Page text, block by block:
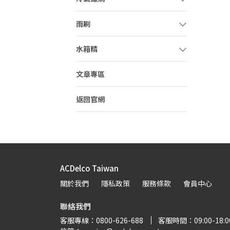
雨刷
水箱精
文章專區
返回官網
ACDelco Taiwan
關於我們 隱私政策 服務條款 會員中心
聯絡我們
客服專線：0800-626-688
客服時間：09:00-